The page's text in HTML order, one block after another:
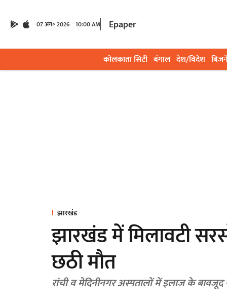
07 अग॰ 2026 10:00 AM Epaper
कोलकाता सिटी बंगाल देश/विदेश
झारखंड
झारखंड में मिलावटी
छठी मौत
रांची व मेदिनीनगर अस्पतालों में इलाज के